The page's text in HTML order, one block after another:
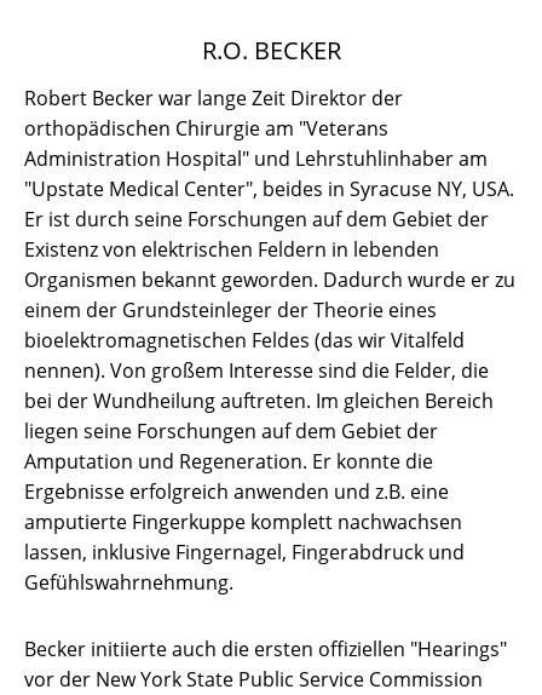
R.O. BECKER
Robert Becker war lange Zeit Direktor der
orthopädischen Chirurgie am "Veterans
Administration Hospital" und Lehrstuhlinhaber am
"Upstate Medical Center", beides in Syracuse NY, USA.
Er ist durch seine Forschungen auf dem Gebiet der
Existenz von elektrischen Feldern in lebenden
Organismen bekannt geworden. Dadurch wurde er zu
einem der Grundsteinleger der Theorie eines
bioelektromagnetischen Feldes (das wir Vitalfeld
nennen). Von großem Interesse sind die Felder, die
bei der Wundheilung auftreten. Im gleichen Bereich
liegen seine Forschungen auf dem Gebiet der
Amputation und Regeneration. Er konnte die
Ergebnisse erfolgreich anwenden und z.B. eine
amputierte Fingerkuppe komplett nachwachsen
lassen, inklusive Fingernagel, Fingerabdruck und
Gefühlswahrnehmung.
Becker initiierte auch die ersten offiziellen "Hearings"
vor der New York State Public Service Commission